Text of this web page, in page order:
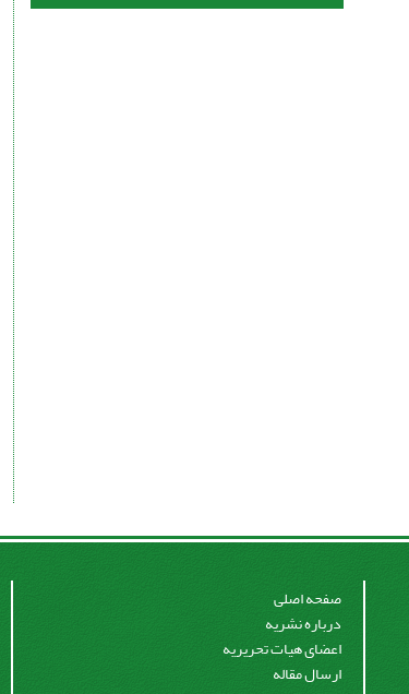
صفحه اصلی
درباره نشریه
اعضای هیات تحریریه
ارسال مقاله